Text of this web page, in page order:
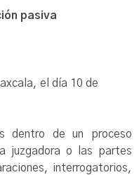
pasiva
el día 10 de
dentro de un proceso
juzgadora o las partes
interrogatorios,